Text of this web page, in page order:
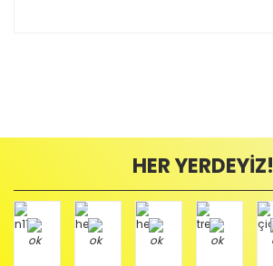
HER YERDEYİZ!